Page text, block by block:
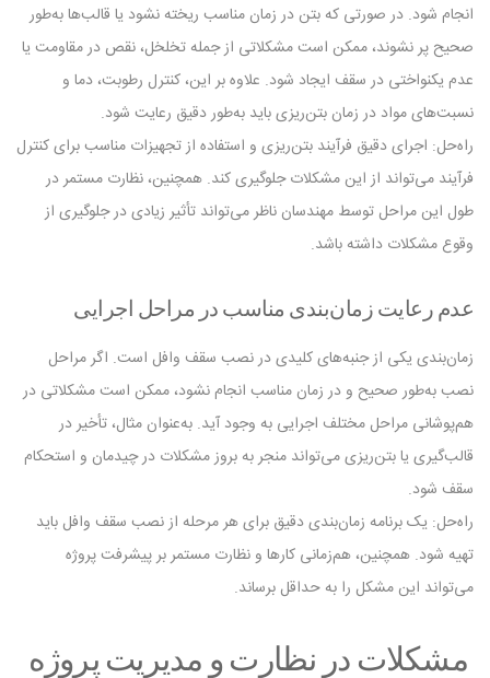
انجام شود. در صورتی که بتن در زمان مناسب ریخته نشود یا قالب‌ها به‌طور
صحیح پر نشوند، ممکن است مشکلاتی از جمله تخلخل، نقص در مقاومت یا
عدم یکنواختی در سقف ایجاد شود. علاوه بر این، کنترل رطوبت، دما و
نسبت‌های مواد در زمان بتن‌ریزی باید به‌طور دقیق رعایت شود.
راه‌حل: اجرای دقیق فرآیند بتن‌ریزی و استفاده از تجهیزات مناسب برای کنترل
فرآیند می‌تواند از این مشکلات جلوگیری کند. همچنین، نظارت مستمر در
طول این مراحل توسط مهندسان ناظر می‌تواند تأثیر زیادی در جلوگیری از
وقوع مشکلات داشته باشد.
عدم رعایت زمان‌بندی مناسب در مراحل اجرایی
زمان‌بندی یکی از جنبه‌های کلیدی در نصب سقف وافل است. اگر مراحل
نصب به‌طور صحیح و در زمان مناسب انجام نشود، ممکن است مشکلاتی در
هم‌پوشانی مراحل مختلف اجرایی به وجود آید. به‌عنوان مثال، تأخیر در
قالب‌گیری یا بتن‌ریزی می‌تواند منجر به بروز مشکلات در چیدمان و استحکام
سقف شود.
راه‌حل: یک برنامه زمان‌بندی دقیق برای هر مرحله از نصب سقف وافل باید
تهیه شود. همچنین، هم‌زمانی کارها و نظارت مستمر بر پیشرفت پروژه
می‌تواند این مشکل را به حداقل برساند.
مشکلات در نظارت و مدیریت پروژه